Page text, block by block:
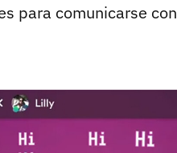
para comunicarse con